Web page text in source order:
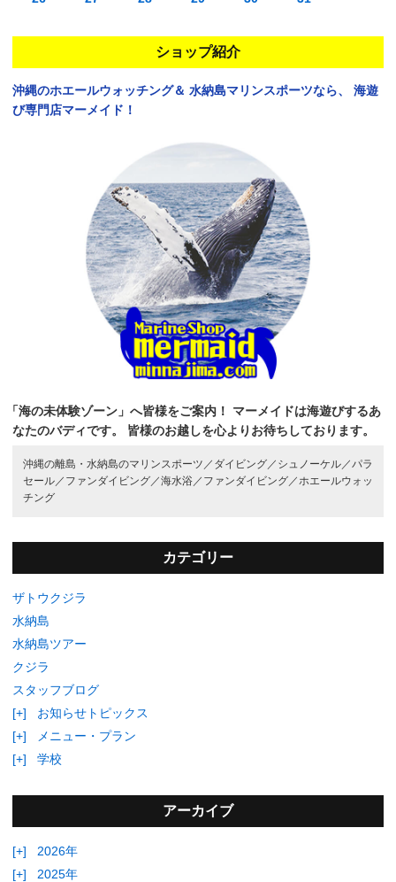
ショップ紹介
沖縄のホエールウォッチング＆ 水納島マリンスポーツなら、
海遊
び専門店マーメイド！
「海の未体験ゾーン」へ皆様をご案内！
マーメイドは海遊びするあ
なたのバディです。
皆様のお越しを心よりお待ちしております。
沖縄の離島・水納島のマリンスポーツ／ ダイビング／ シュノーケル／ パラ
セール／ ファンダイビング／海水浴／ ファンダイビング／ ホエールウォッ
チング
カテゴリー
ザトウクジラ
水納島
水納島ツアー
クジラ
スタッフブログ
[+]
お知らせトピックス
[+]
メニュー・プラン
[+]
学校
アーカイブ
[+]
2026年
[+]
2025年